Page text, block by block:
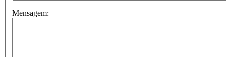
Mensagem: